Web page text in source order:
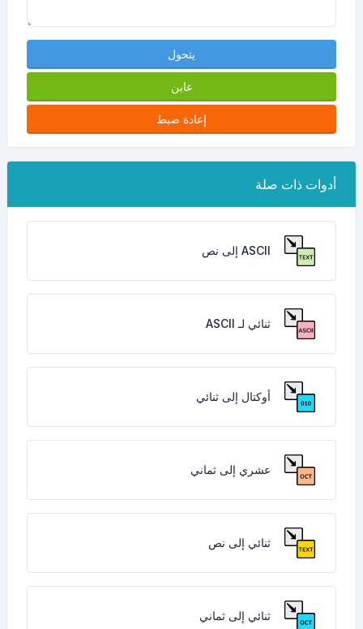
يتحول
عاين
إعادة ضبط
أدوات ذات صلة
ASCII إلى نص
ثنائي لـ ASCII
أوكتال إلى ثنائي
عشري إلى ثماني
ثنائي إلى نص
ثنائي إلى ثماني